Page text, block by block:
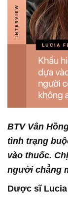
BTV Vân
tình trạng
vào thuốc.
người chẳng
Dược sĩ